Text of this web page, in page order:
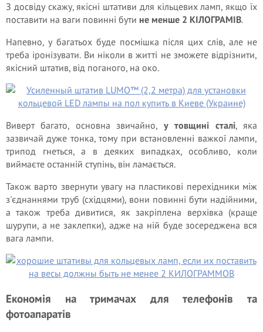
З досвіду скажу, якісні штативи для кільцевих ламп, якщо їх
поставити на ваги повинні бути не менше 2 КІЛОГРАМІВ.
Напевно, у багатьох буде посмішка після цих слів, але не
треба іронізувати. Ви ніколи в житті не зможете відрізнити,
якісний штатив, від поганого, на око.
Виверт багато, основна звичайно, у товщині сталі, яка
зазвичай дуже тонка, тому при встановленні важкої лампи,
трипод гнеться, а в деяких випадках, особливо, коли
виймаєте останній ступінь, він ламається.
Також варто звернути увагу на пластикові перехідники між
з'єднаннями труб (східцями), вони повинні бути надійними,
а також треба дивитися, як закріплена верхівка (краще
шурупи, а не заклепки), адже на ній буде зосереджена вся
вага лампи.
Економія на тримачах для телефонів та
фотоапаратів